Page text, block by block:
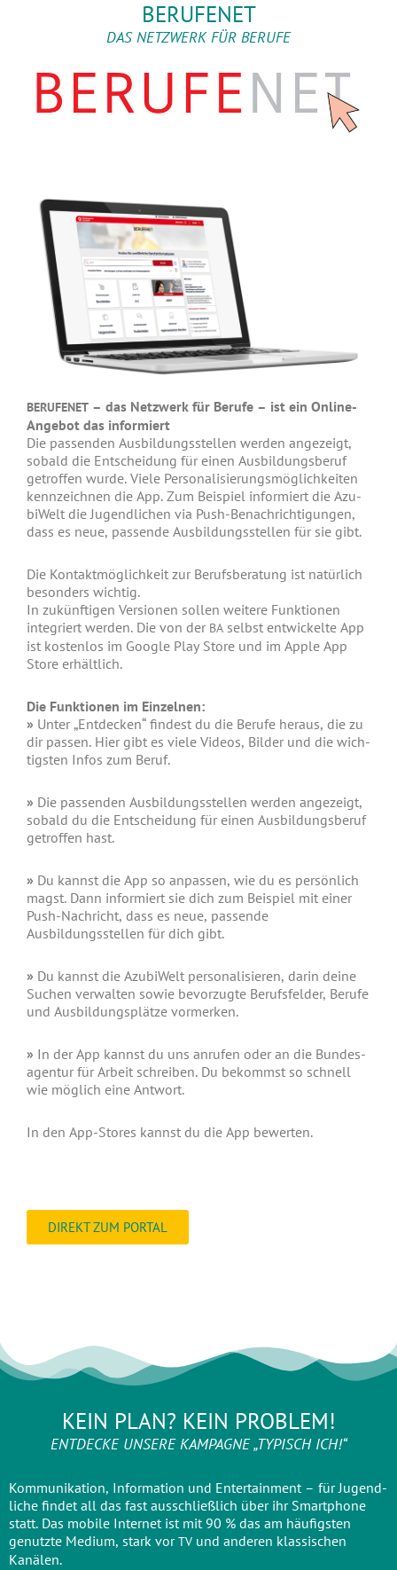
BERUFENET
DAS NETZWERK FÜR BERUFE
BERUFENET – das Netz­werk für Beru­fe – ist ein Online-
Ange­bot das infor­miert
Die pas­sen­den Aus­bil­dungs­stel­len wer­den ange­zeigt,
so­bald die Ent­schei­dung für einen Aus­bil­dungs­be­ruf
getrof­fen wur­de. Vie­le Per­so­na­li­sie­rungs­mög­lich­kei­ten
kenn­zeichnen die App. Zum Bei­spiel infor­miert die Azu­
bi­Welt die Jugend­li­chen via Push-Benach­rich­ti­gun­gen,
dass es neue, pas­sen­de Aus­bil­dungs­stel­len für sie gibt.
Die Kon­takt­mög­lich­keit zur Berufs­be­ra­tung ist natür­lich
beson­ders wich­tig.
In zukünf­ti­gen Ver­sio­nen sol­len wei­te­re Funk­tio­nen
inte­griert wer­den. Die von der BA selbst ent­wi­ckel­te App
ist kos­ten­los im Goog­le Play Store und im Apple App
Store erhält­lich.
Die Funk­tio­nen im Ein­zel­nen:
» Unter „Ent­de­cken“ fin­dest du die Beru­fe her­aus, die zu
dir pas­sen. Hier gibt es vie­le Vide­os, Bil­der und die wich­
tigsten Infos zum Beruf.
» Die pas­sen­den Aus­bil­dungs­stel­len wer­den ange­zeigt,
sobald du die Ent­schei­dung für einen Aus­bil­dungs­be­ruf
getrof­fen hast.
» Du kannst die App so anpas­sen, wie du es per­sön­lich
magst. Dann infor­miert sie dich zum Bei­spiel mit einer
Push-Nach­richt, dass es neue, pas­sen­de
Ausbildungsstel­len für dich gibt.
» Du kannst die Azu­bi­Welt per­so­na­li­sie­ren, dar­in dei­ne
Suchen ver­wal­ten sowie bevor­zug­te Berufs­fel­der, Beru­fe
und Aus­bil­dungs­plät­ze vormerken.
» In der App kannst du uns anru­fen oder an die Bun­des­
agen­tur für Arbeit schrei­ben. Du bekommst so schnell
wie mög­lich eine Ant­wort.
In den App-Stores kannst du die App bewerten.
DIREKT ZUM PORTAL
KEIN PLAN? KEIN PROBLEM!
ENTDECKE UNSERE KAMPAGNE „TYPISCH ICH!“
Kom­mu­ni­ka­ti­on, Infor­ma­ti­on und Enter­tain­ment – für Jugend­
li­che fin­det all das fast aus­schließ­lich über ihr Smart­phone
statt. Das mobi­le Inter­net ist mit 90 % das am häu­figs­ten
genutz­te Medi­um, stark vorTV und ande­ren klas­si­schen
Kanälen.